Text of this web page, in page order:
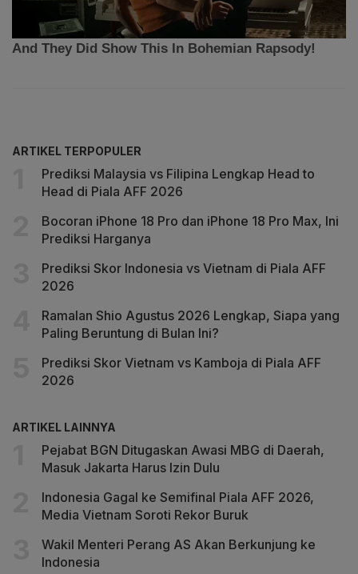
ARTIKEL TERPOPULER
Prediksi Malaysia vs Filipina Lengkap Head to
Head di Piala AFF 2026
Bocoran iPhone 18 Pro dan iPhone 18 Pro Max, Ini
Prediksi Harganya
Prediksi Skor Indonesia vs Vietnam di Piala AFF
2026
Ramalan Shio Agustus 2026 Lengkap, Siapa yang
Paling Beruntung di Bulan Ini?
Prediksi Skor Vietnam vs Kamboja di Piala AFF
2026
ARTIKEL LAINNYA
Pejabat BGN Ditugaskan Awasi MBG di Daerah,
Masuk Jakarta Harus Izin Dulu
Indonesia Gagal ke Semifinal Piala AFF 2026,
Media Vietnam Soroti Rekor Buruk
Wakil Menteri Perang AS Akan Berkunjung ke
Indonesia